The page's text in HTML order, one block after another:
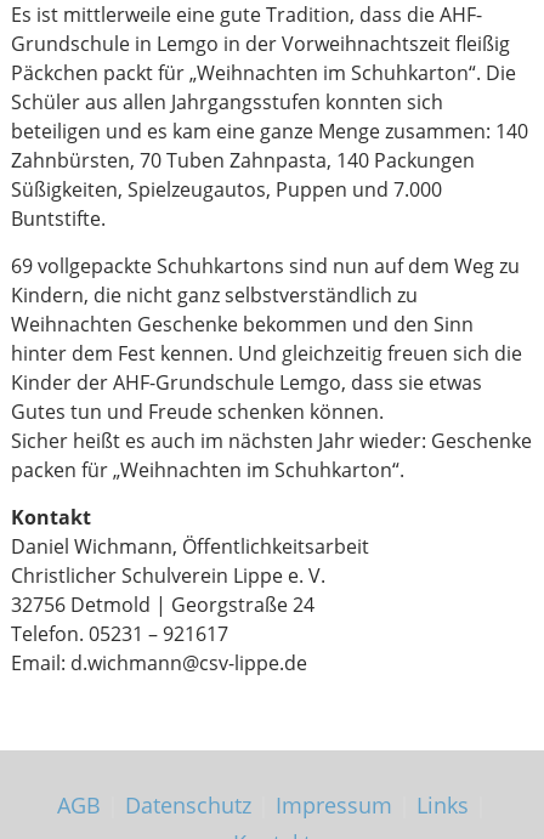
Es ist mittlerweile eine gute Tradition, dass die AHF-
Grundschule in Lemgo in der Vorweihnachtszeit fleißig
Päckchen packt für „Weihnachten im Schuhkarton“. Die
Schüler aus allen Jahrgangsstufen konnten sich
beteiligen und es kam eine ganze Menge zusammen: 140
Zahnbürsten, 70 Tuben Zahnpasta, 140 Packungen
Süßigkeiten, Spielzeugautos, Puppen und 7.000
Buntstifte.
69 vollgepackte Schuhkartons sind nun auf dem Weg zu
Kindern, die nicht ganz selbstverständlich zu
Weihnachten Geschenke bekommen und den Sinn
hinter dem Fest kennen. Und gleichzeitig freuen sich die
Kinder der AHF-Grundschule Lemgo, dass sie etwas
Gutes tun und Freude schenken können.
Sicher heißt es auch im nächsten Jahr wieder: Geschenke
packen für „Weihnachten im Schuhkarton“.
Kontakt
Daniel Wichmann, Öffentlichkeitsarbeit
Christlicher Schulverein Lippe e. V.
32756 Detmold | Georgstraße 24
Telefon. 05231 – 921617
Email: d.wichmann@csv-lippe.de
AGB Datenschutz Impressum Links